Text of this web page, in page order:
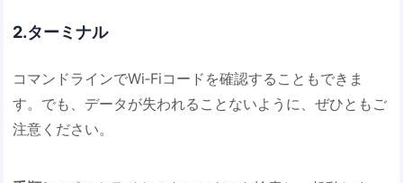
2.ターミナル
コマンドラインでWi‐Fiコードを確認することもできま
す。でも、データが失われることないように、ぜひともご
注意ください。